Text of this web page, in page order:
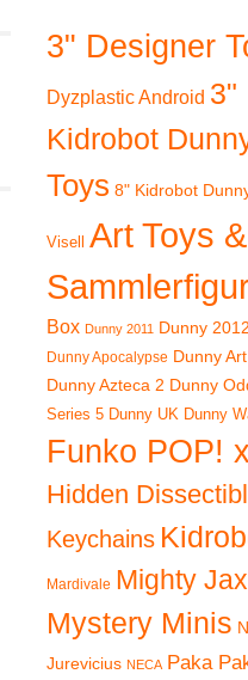
3" Designer
Dyzplastic Android 3"
Kidrobot
Toys 8" Kidrobot
Visell
Art Toys &
Box Dunny 2011 Dunny 2012
Dunny Apocalypse Dunny
Dunny Azteca 2 Dunny
Series 5 Dunny UK Dunny
Funko POP! x
Hidden
Keychains
Mardivale Mighty
Mystery Minis
Jurevicius NECA Paka